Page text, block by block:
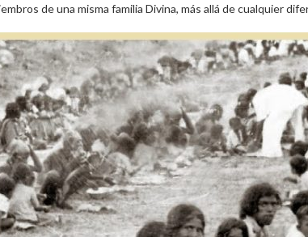
de una misma familia Divina, más allá de cualquier